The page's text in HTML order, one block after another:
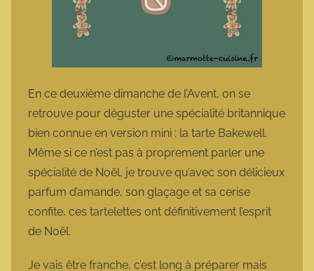
En ce deuxième dimanche de l’Avent, on se
retrouve pour déguster une spécialité britannique
bien connue en version mini : la tarte Bakewell.
Même si ce n’est pas à proprement parler une
spécialité de Noël, je trouve qu’avec son délicieux
parfum d’amande, son glaçage et sa cerise
confite, ces tartelettes ont définitivement l’esprit
de Noël.
Je vais être franche, c’est long à préparer mais